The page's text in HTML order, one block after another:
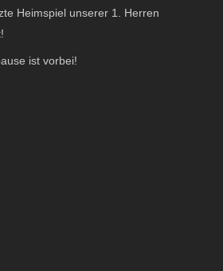
Heimspiel unserer 1. Herren
ist vorbei!